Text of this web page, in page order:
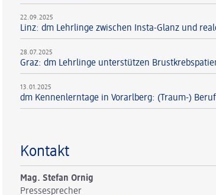
22.09.2025
Linz: dm Lehrlinge zwischen Insta-Glanz und
28.07.2025
Graz: dm Lehrlinge unterstützen
13.01.2025
dm Kennenlerntage in Vorarlberg: (Traum-)
Kontakt
Mag. Stefan Ornig
Pressesprecher